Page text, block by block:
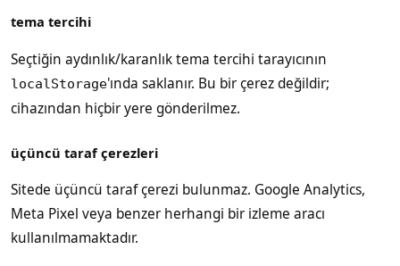
tema tercihi
Seçtiğin aydınlık/karanlık tema tercihi tarayıcının
localStorage'ında saklanır. Bu bir çerez değildir;
cihazından hiçbir yere gönderilmez.
üçüncü taraf çerezleri
Sitede üçüncü taraf çerezi bulunmaz. Google Analytics,
Meta Pixel veya benzer herhangi bir izleme aracı
kullanılmamaktadır.